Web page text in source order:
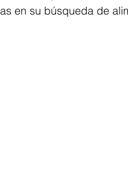
en su búsqueda de